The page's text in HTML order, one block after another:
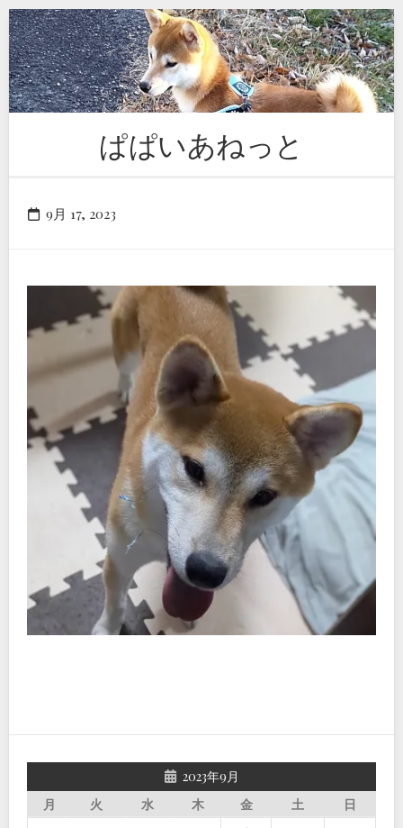
Skip
to
content
ぱぱいあねっと
9月 17, 2023
2023年9月
月
火 水 木 金 土
日